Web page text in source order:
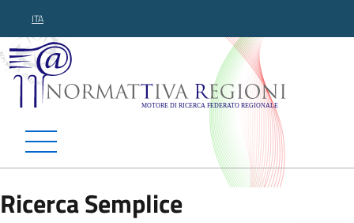
ITA
Normattiva Regioni -
Ricerca Semplice